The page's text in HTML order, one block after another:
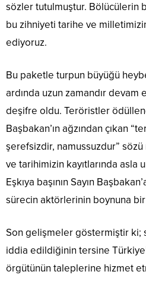
sözler tutulmuştur. Bölücülerin
bu zihniyeti tarihe ve
ediyoruz.
Bu paketle turpun büyüğü
ardında uzun zamandır
deşifre oldu. Teröristler
Başbakan’ın ağzından çıkan
şerefsizdir, namussuzdur” sözü
ve tarihimizin kayıtlarında asla
Eşkıya başının Sayın
sürecin aktörlerinin boynuna bir
Son gelişmeler göstermiştir ki;
iddia edildiğinin tersine
örgütünün taleplerine hizmet